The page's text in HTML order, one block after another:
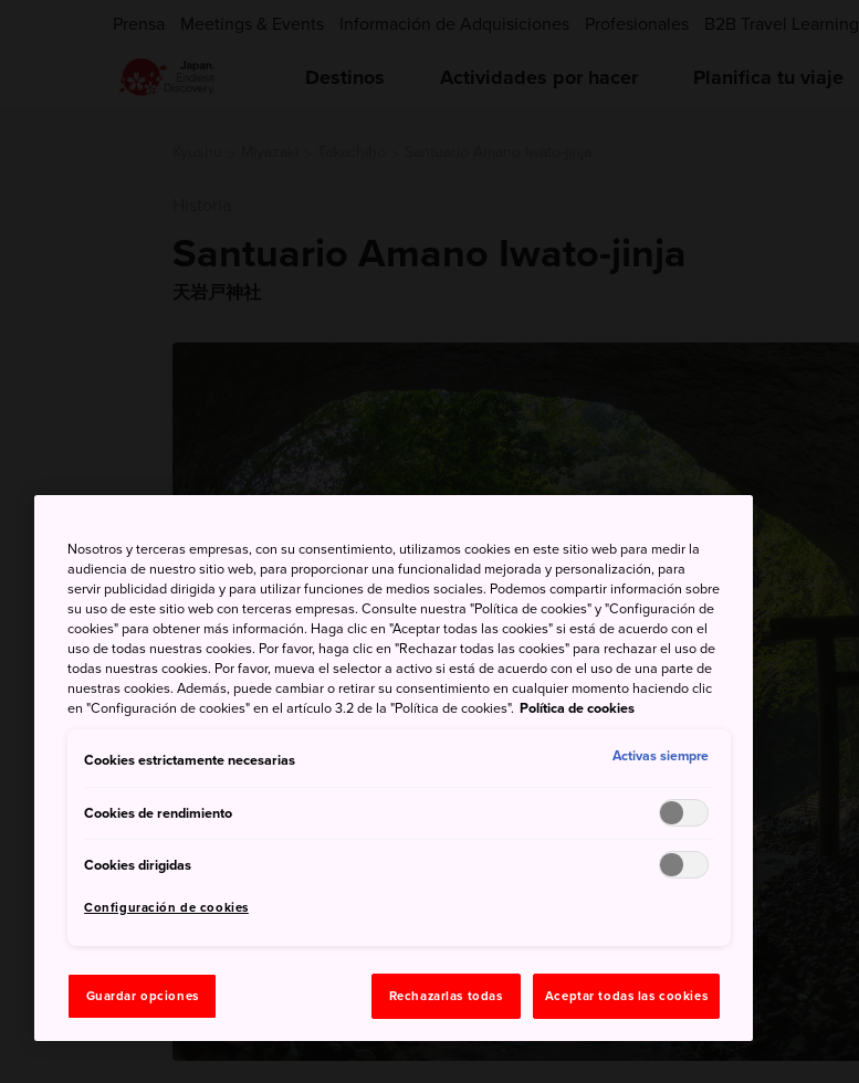
Prensa Meetings & Events Información de Adquisiciones Profesionales B2B Travel Learning
Destinos Actividades por hacer Planifica tu viaje
Santuario Amano Iwato-jinja
天岩戸神社
Nosotros y terceras empresas, con su consentimiento, utilizamos cookies en este sitio web para medir la
audiencia de nuestro sitio web, para proporcionar una funcionalidad mejorada y personalización, para
servir publicidad dirigida y para utilizar funciones de medios sociales. Podemos compartir información sobre
su uso de este sitio web con terceras empresas. Consulte nuestra "Política de cookies" y "Configuración de
cookies" para obtener más información. Haga clic en "Aceptar todas las cookies" si está de acuerdo con el
uso de todas nuestras cookies. Por favor, haga clic en "Rechazar todas las cookies" para rechazar el uso de
todas nuestras cookies. Por favor, mueva el selector a activo si está de acuerdo con el uso de una parte de
nuestras cookies. Además, puede cambiar o retirar su consentimiento en cualquier momento haciendo clic
en "Configuración de cookies" en el artículo 3.2 de la "Política de cookies". Política de cookies
Cookies estrictamente necesarias Activas siempre
Cookies de rendimiento
Cookies dirigidas
Configuración de cookies
Guardar opciones Rechazarlas todas Aceptar todas las cookies